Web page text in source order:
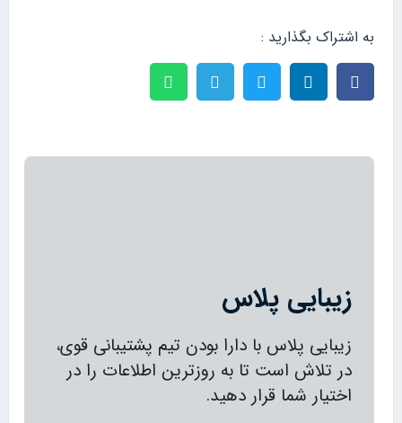
به اشتراک بگذارید :
زیبایی پلاس
زیبایی پلاس با دارا بودن تیم پشتیبانی قوی،
در تلاش است تا به روزترین اطلاعات را در
اختیار شما قرار دهید.